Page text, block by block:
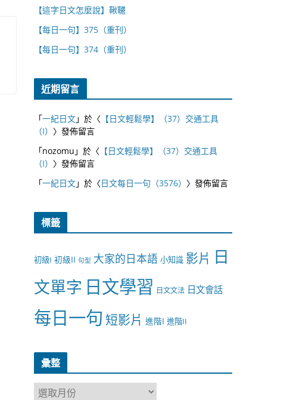
【這字日文怎麼說】鞦韆
【每日一句】375（重刊）
【每日一句】374（重刊）
近期留言
「一紀日文」於〈 【日文輕鬆學】（37）交通工具
（I） 〉發佈留言
「nozomu 」於〈 【日文輕鬆學】（37）交通工具
（I） 〉發佈留言
「一紀日文」於〈日文每日一句（3576） 〉發佈留言
標籤
初級I 初級II 句型 大家的日本語 小知識 影片 日
文單字 日文學習 日文文法 日文會話
每日一句 短影片 進階I 進階II
彙整
彙